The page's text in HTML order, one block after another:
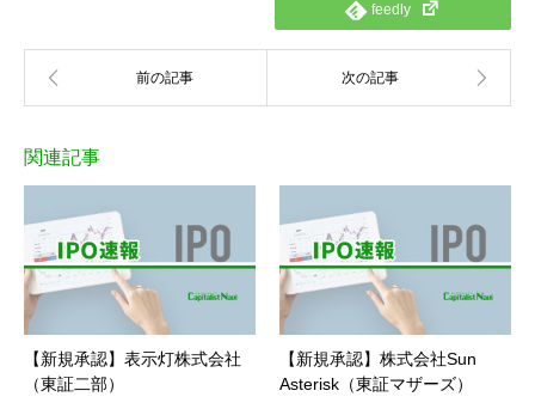
feedly
関連記事
【新規承認】表示灯株式会社
（東証二部）
【新規承認】株式会社Sun
Asterisk（東証マザーズ）